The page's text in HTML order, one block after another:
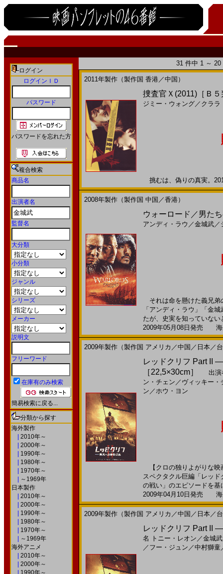
ログイン
ログインＩＤ
パスワード
パスワードを忘れた方
複合検索
商品名
出演者名
監督名
大分類
小分類
ジャンル
シリーズ
メーカー
説明文
フリーワード
在庫有のみ検索
簡易検索に戻る...
分類から探す
海外製作
2010年～
2000年～
1990年～
1980年～
1970年～
～1969年
日本製作
2010年～
2000年～
1990年～
1980年～
1970年～
～1969年
海外アニメ
2010年～
2000年～
1990年～
31 件中 1 ～
2011年製作（製作国 香港／中国）
捜査官Ｘ(2011)［Ｂ５
ジミー・ウォング／ クララ
挑むは、偽りの真実。
2008年製作（製作国 中国／香港）
ウォーロード／男た
アンディ・ラウ ／金城武／
それは命を懸けた義兄弟
「アンディ・ラウ」「金
たが、史実を知っていな
2009年05月08日発売 海
2009年製作（製作国 アメリカ／中国／日本／
レッドクリフ Part II
［22,5×30cm］
出演
ン・チェン ／ ヴィッキー・
ン ／ホウ・ヨン
【クロの独りよがりな映
スペクタクル巨編「レッ
の戦い」のエピソードを
2009年04月10日発売 海
2009年製作（製作国 アメリカ／中国／日本／
レッドクリフ Part II
名 トニー・レオン ／金城武
／ フー・ジュン ／中村獅童